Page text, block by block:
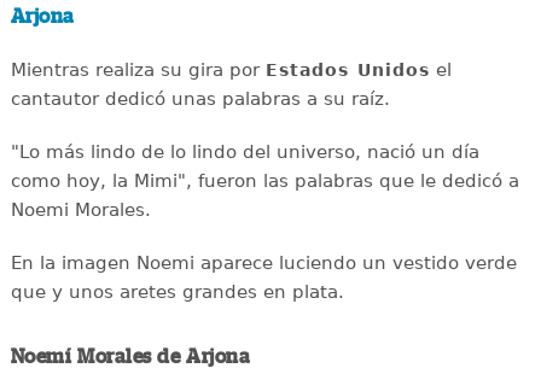
Arjona
Mientras realiza su gira por Estados Unidos el
cantautor dedicó unas palabras a su raíz.
"Lo más lindo de lo lindo del universo, nació un día
como hoy, la Mimi", fueron las palabras que le dedicó a
Noemi Morales.
En la imagen Noemi aparece luciendo un vestido verde
que y unos aretes grandes en plata.
Noemí Morales de Arjona